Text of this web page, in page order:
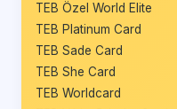
TEB Özel World Elite
TEB Platinum Card
TEB Sade Card
TEB She Card
TEB Worldcard